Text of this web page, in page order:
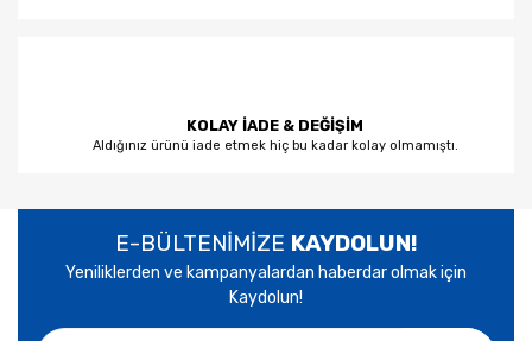
KOLAY İADE & DEĞİŞİM
Aldığınız ürünü iade etmek hiç bu kadar kolay olmamıştı.
E-BÜLTENİMİZE KAYDOLUN!
Yeniliklerden ve kampanyalardan haberdar olmak için
Kaydolun!